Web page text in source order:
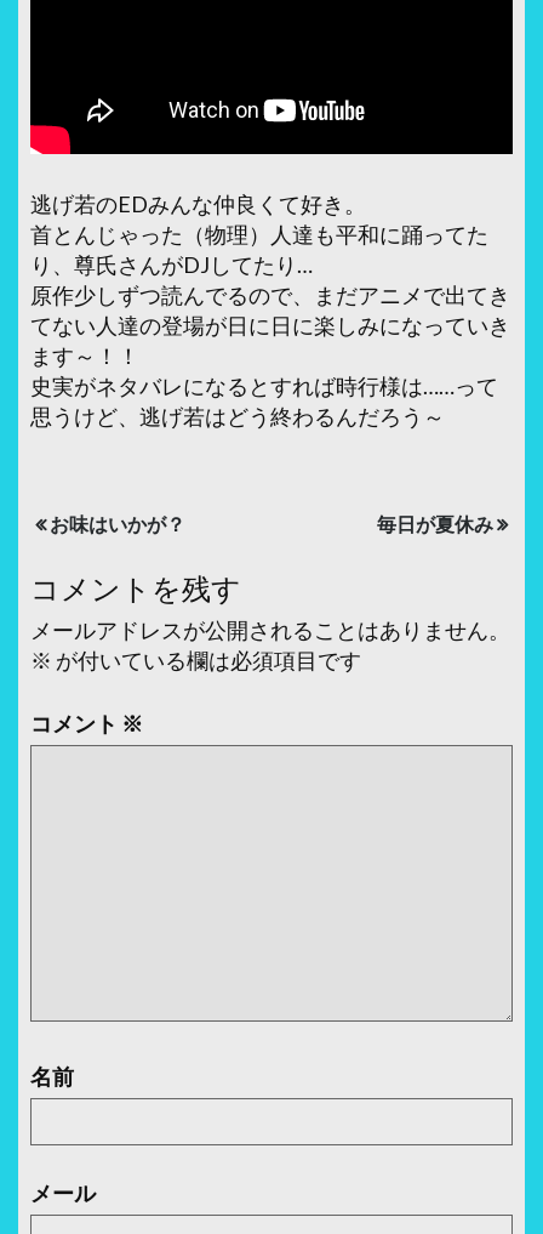
逃げ若のEDみんな仲良くて好き。
首とんじゃった（物理）人達も平和に踊ってた
り、尊氏さんがDJしてたり…
原作少しずつ読んでるので、まだアニメで出てき
てない人達の登場が日に日に楽しみになっていき
ます～！！
史実がネタバレになるとすれば時行様は……って
思うけど、逃げ若はどう終わるんだろう～
投
ナ
ビ
ゲ
ー
お味はいかが？ 毎日が夏休み
コメントを残す
メールアドレスが公開されることはありません。
※ が付いている欄は必須項目です
コメント ※
名前
メール